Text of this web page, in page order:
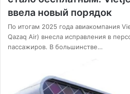
ввела новый порядок
По итогам 2025 года авиакомпания
Qazaq Air) внесла исправления в
пассажиров. В большинстве…